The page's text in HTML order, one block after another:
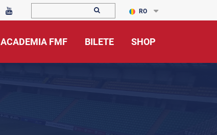
RO
ACADEMIA FMF BILETE SHOP